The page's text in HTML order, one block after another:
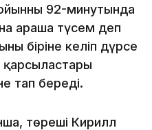
92-минутында
араша түсем деп
біріне келіп дүрсе
тап береді.
төреші Кирилл